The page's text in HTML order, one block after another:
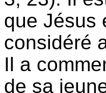
que Jésus
considéré
Il a
de sa